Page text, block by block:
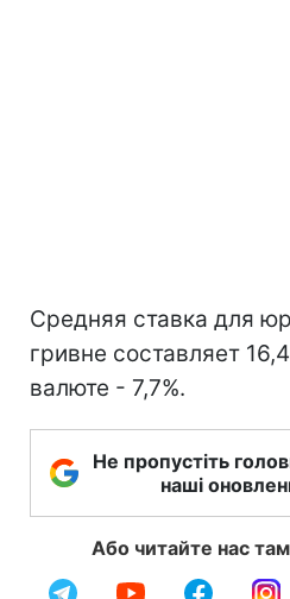
Средняя ставка для
гривне составляет
валюте - 7,7%.
Не пропустіть
наші
Або читайте нас